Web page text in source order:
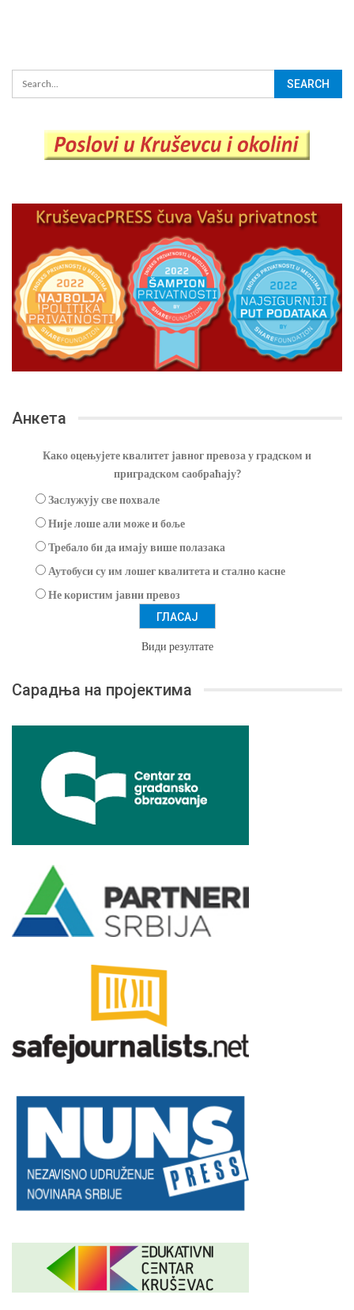
Анкета
Како оцењујете квалитет јавног превоза у градском и
приградском саобраћају?
Заслужују све похвале
Није лоше али може и боље
Требало би да имају више полазака
Аутобуси су им лошег квалитета и стално касне
Не користим јавни превоз
Види резултате
Сарадња на пројектима